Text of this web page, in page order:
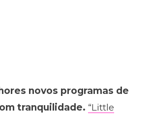
novos programas de
tranquilidade. “Little